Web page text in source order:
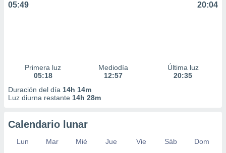
05:49 20:04
Primera luz
05:18
Mediodía
12:57
Última luz
20:35
Duración del día 14h 14m
Luz diurna restante 14h 28m
Calendario lunar
Lun Mar Mié Jue Vie Sáb
Dom